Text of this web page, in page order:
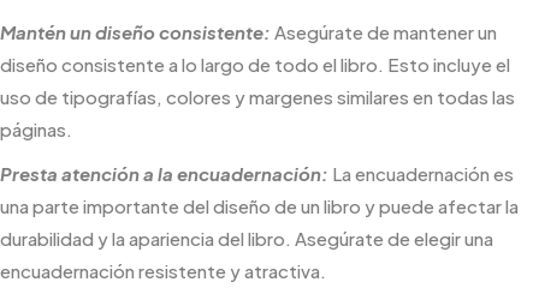
Mantén un diseño consistente: Asegúrate de mantener un
diseño consistente a lo largo de todo el libro. Esto incluye el
uso de tipografías, colores y margenes similares en todas las
páginas.
Presta atención a la encuadernación: La encuadernación es
una parte importante del diseño de un libro y puede afectar la
durabilidad y la apariencia del libro. Asegúrate de elegir una
encuadernación resistente y atractiva.